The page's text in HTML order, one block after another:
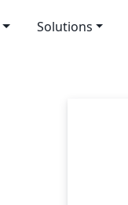
Solutions